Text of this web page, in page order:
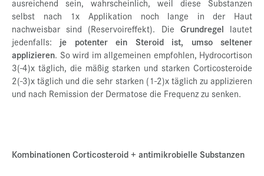
selbst nach 1x Applikation noch lange in der Haut
nachweisbar sind (Reservoireffekt). Die Grundregel lautet
jedenfalls: je potenter ein Steroid ist, umso seltener
applizieren. So wird im allgemeinen empfohlen, Hydrocortison
3(-4)x täglich, die mäßig starken und starken Corticosteroide
2(-3)x täglich und die sehr starken (1-2)x täglich zu applizieren
und nach Remission der Dermatose die Frequenz zu senken.
Kombinationen Corticosteroid + antimikrobielle Substanzen